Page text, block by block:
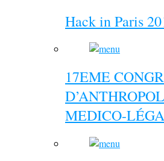
Hack in Paris
17EME
MEDICO-